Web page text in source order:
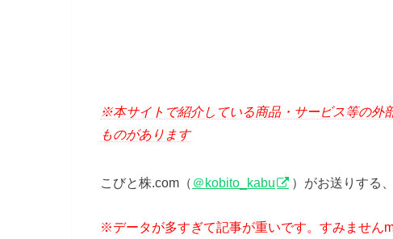
※本サイトで紹介している商品・サービス等の外
ものがあります
こびと株.com（ ＠kobito_kabu ）がお送りする
※データが多すぎて記事が重いです。すみません